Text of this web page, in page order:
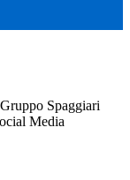
Spaggiari
Media